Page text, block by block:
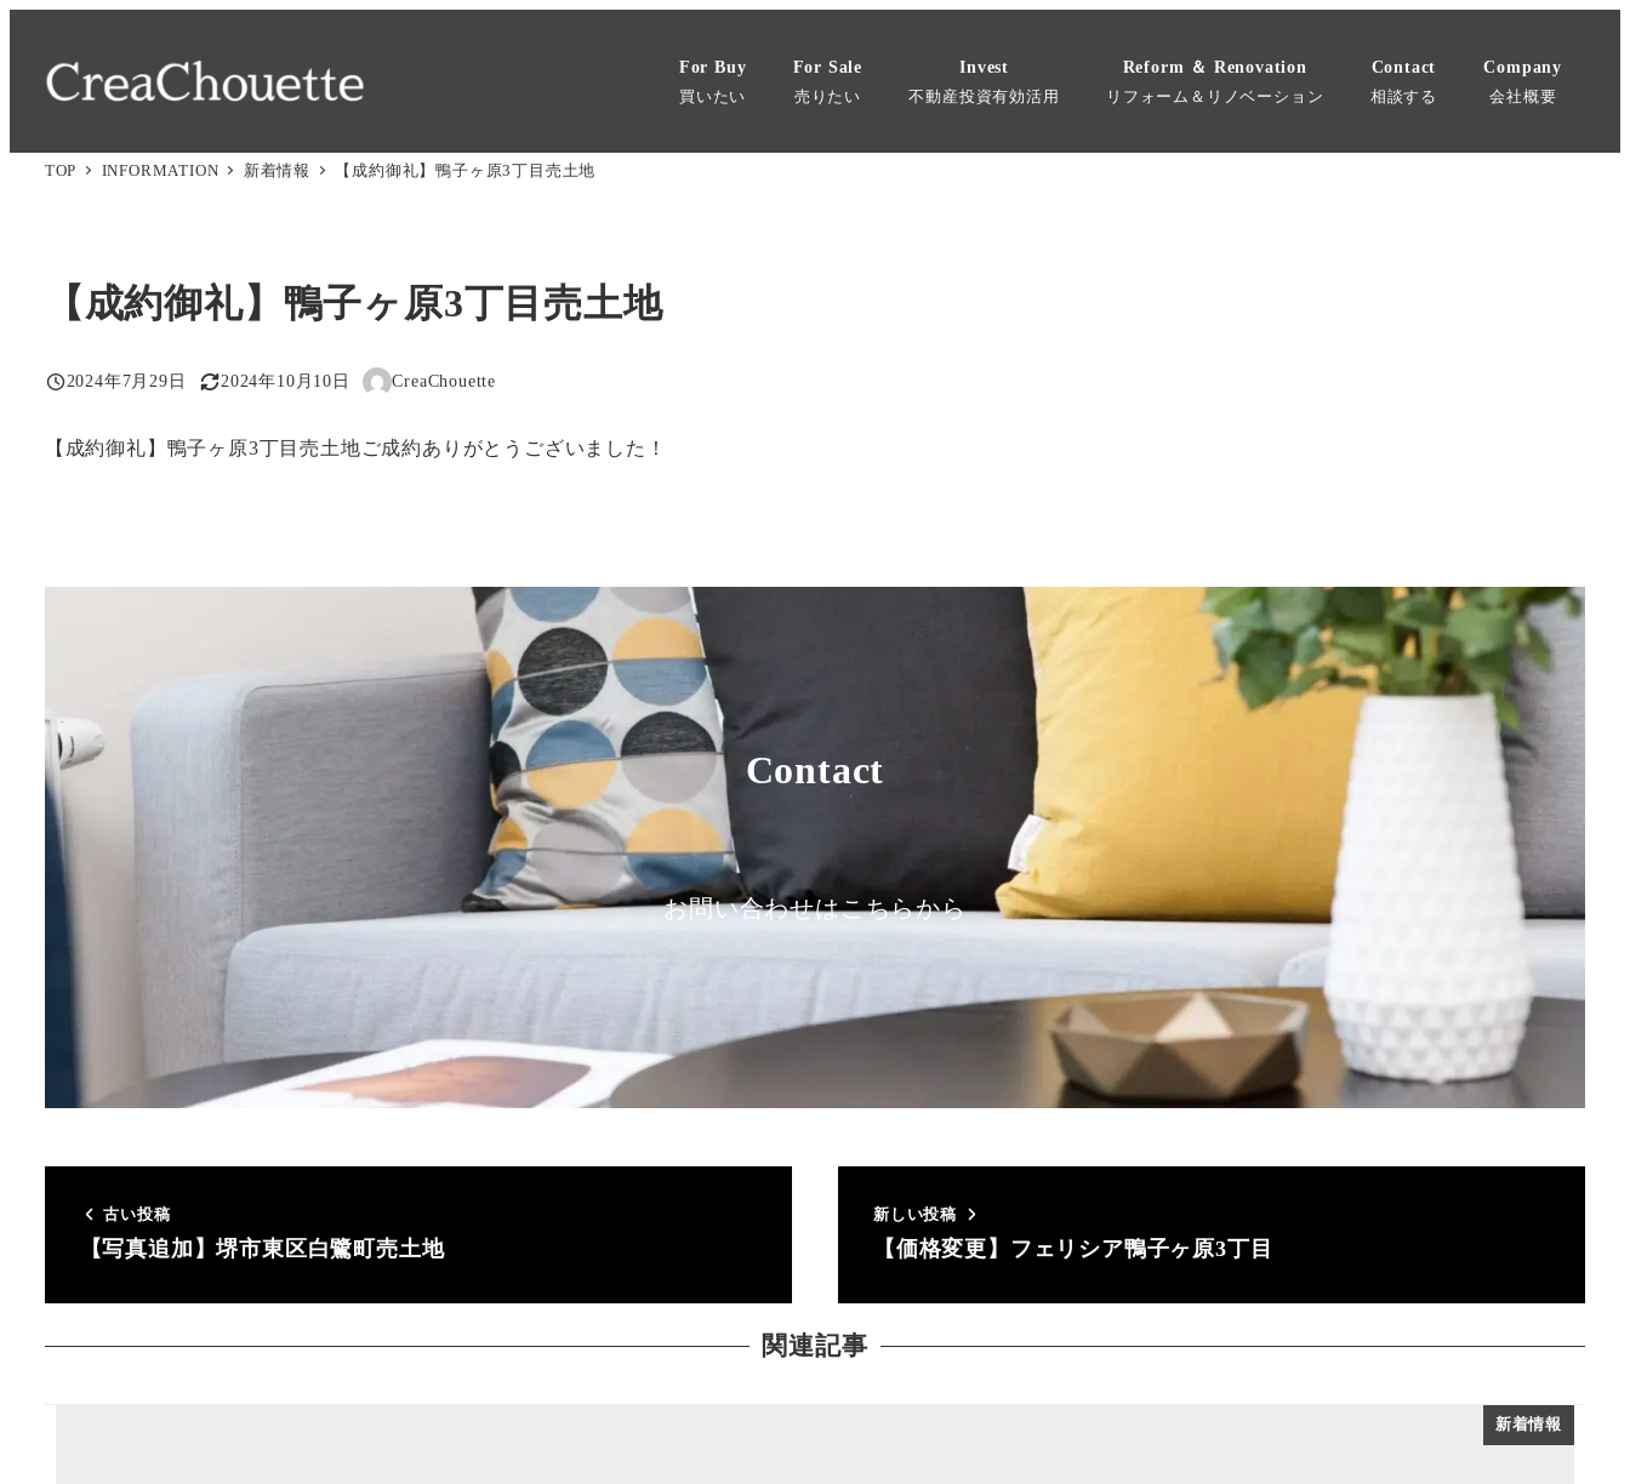
For Buy
買いたい
For Sale
売りたい
Invest
不動産投資有効活用
Reform ＆ Renovation
リフォーム＆リノベーション
Contact
相談する
Company
会社概要
TOP INFORMATION 新着情報 【成約御礼】鴨子ヶ原3丁目売土地
【成約御礼】鴨子ヶ原3丁目売土地
投稿日
2024年7月29日
更新日
2024年10月10日
著
CreaChouette
【成約御礼】鴨子ヶ原3丁目売土地ご成約ありがとうございました！
Contact
お問い合わせはこちらから
古い投稿
【写真追加】堺市東区白鷺町売土地
新しい投稿
【価格変更】フェリシア鴨子ヶ原3丁目
関連記事
新着情報